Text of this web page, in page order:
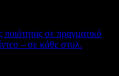
σε πραγματικό
– σε κάθε στυλ.